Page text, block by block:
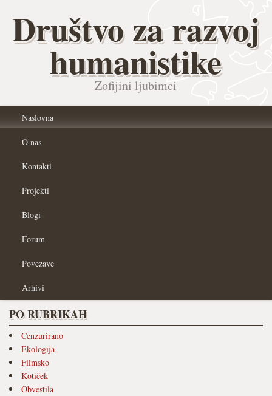
Društvo za razvoj
humanistike
Zofijini ljubimci
Naslovna
O nas
Kontakti
Projekti
Blogi
Forum
Povezave
Arhivi
PO RUBRIKAH
Cenzurirano
Ekologija
Filmsko
Kotiček
Obvestila